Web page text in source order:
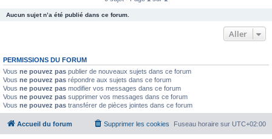
Aucun sujet n’a été publié dans ce forum.
Aller
PERMISSIONS DU FORUM
Vous ne pouvez pas publier de nouveaux sujets dans ce forum
Vous ne pouvez pas répondre aux sujets dans ce forum
Vous ne pouvez pas modifier vos messages dans ce forum
Vous ne pouvez pas supprimer vos messages dans ce forum
Vous ne pouvez pas transférer de pièces jointes dans ce forum
Accueil du forum Fuseau horaire sur UTC+02:00
Supprimer les cookies